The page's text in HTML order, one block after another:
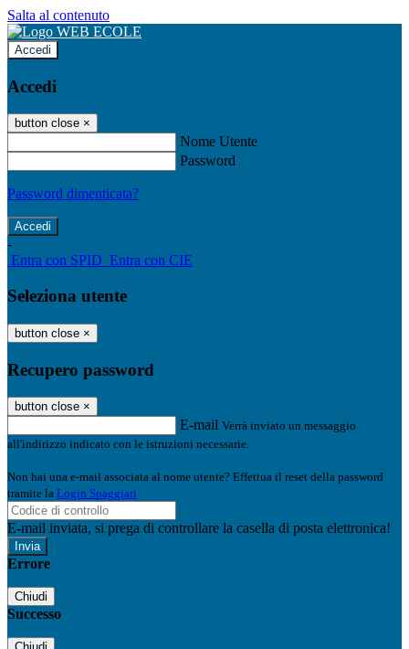
Salta al contenuto
Accedi
Accedi
button close ×
Nome Utente
Password
Password dimenticata?
-
Entra con SPID Entra con CIE
Seleziona utente
button close ×
Recupero password
button close ×
E-mail Verrà inviato un messaggio
all'indirizzo indicato con le istruzioni necessarie.
Non hai una e-mail associata al nome utente? Effettua il reset della password
tramite la Login Spaggiari
E-mail inviata, si prega di controllare la casella di posta elettronica!
Errore
Chiudi
Successo